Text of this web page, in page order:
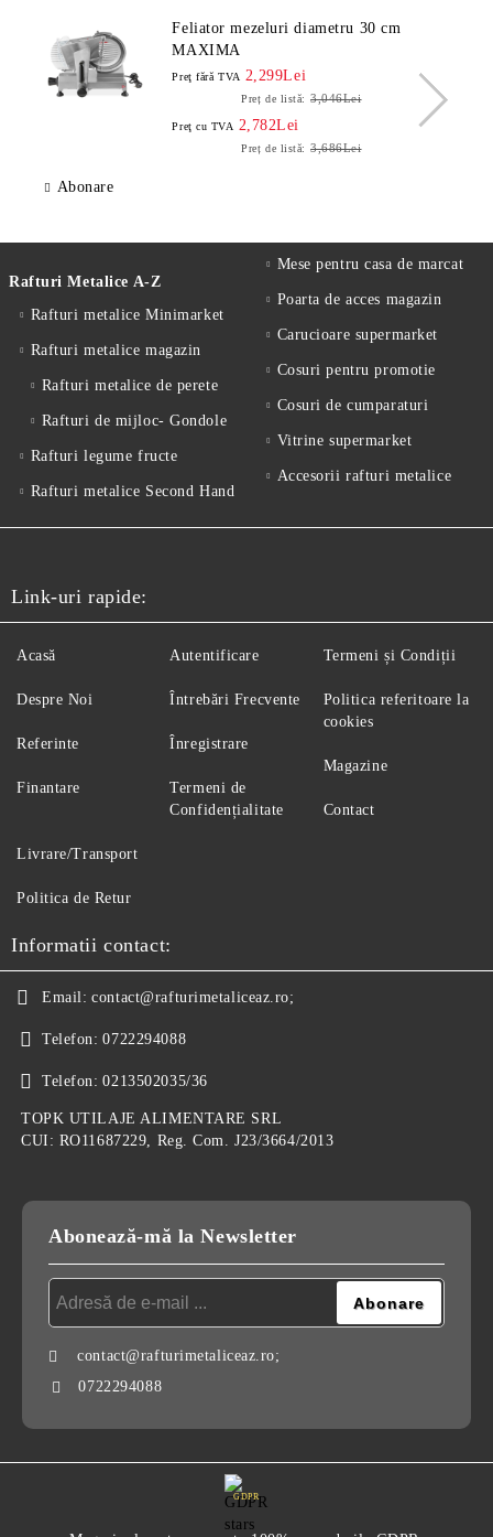
Feliator mezeluri diametru 30 cm
MAXIMA
Preţ fără TVA 2,299Lei
Preț de listă: 3,046Lei
Preţ cu TVA 2,782Lei
Preț de listă: 3,686Lei
Abonare
Rafturi Metalice A-Z
Rafturi metalice Minimarket
Rafturi metalice magazin
Rafturi metalice de perete
Rafturi de mijloc- Gondole
Rafturi legume fructe
Rafturi metalice Second Hand
Mese pentru casa de marcat
Poarta de acces magazin
Carucioare supermarket
Cosuri pentru promotie
Cosuri de cumparaturi
Vitrine supermarket
Accesorii rafturi metalice
Link-uri rapide:
Acasă
Despre Noi
Referinte
Finantare
Autentificare
Întrebări Frecvente
Înregistrare
Termeni de
Confidențialitate
Termeni și Condiții
Politica referitoare la
cookies
Magazine
Contact
Livrare/Transport
Politica de Retur
Informatii contact:
Email: contact@rafturimetaliceaz.ro;
Telefon: 0722294088
Telefon: 0213502035/36
TOPK UTILAJE ALIMENTARE SRL
CUI: RO11687229, Reg. Com. J23/3664/2013
Abonează-mă la Newsletter
contact@rafturimetaliceaz.ro;
0722294088
GDPR